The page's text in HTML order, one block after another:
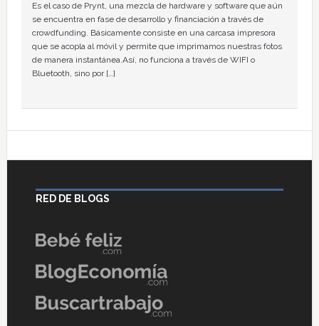
Es el caso de Prynt, una mezcla de hardware y software que aún
se encuentra en fase de desarrollo y financiación a través de
crowdfunding. Básicamente consiste en una carcasa impresora
que se acopla al móvil y permite que imprimamos nuestras fotos
de manera instantánea.Así, no funciona a través de WIFI o
Bluetooth, sino por […]
RED DE BLOGS